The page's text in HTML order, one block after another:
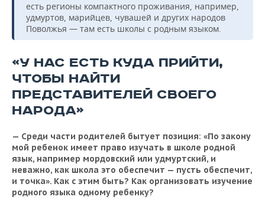
есть регионы компактного проживания, например,
удмуртов, марийцев, чувашей и других народов
Поволжья — там есть школы с родным языком.
«У НАС ЕСТЬ КУДА ПРИЙТИ,
ЧТОБЫ НАЙТИ
ПРЕДСТАВИТЕЛЕЙ СВОЕГО
НАРОДА»
— Среди части родителей бытует позиция: «По закону
мой ребенок имеет право изучать в школе родной
язык, например мордовский или удмуртский, и
неважно, как школа это обеспечит — пусть обеспечит,
и точка». Как с этим быть? Как организовать изучение
родного языка одному ребенку?